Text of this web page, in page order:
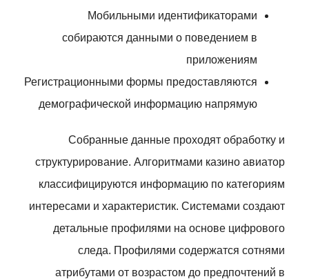
Мобильными идентификаторами
собираются данными о поведением в
приложениям
Регистрационными формы предоставляются
демографической информацию напрямую
Собранные данные проходят обработку и
структурирование. Алгоритмами казино авиатор
классифицируются информацию по категориям
интересами и характеристик. Системами создают
детальные профилями на основе цифрового
следа. Профилями содержатся сотнями
атрибутами от возрастом до предпочтений в